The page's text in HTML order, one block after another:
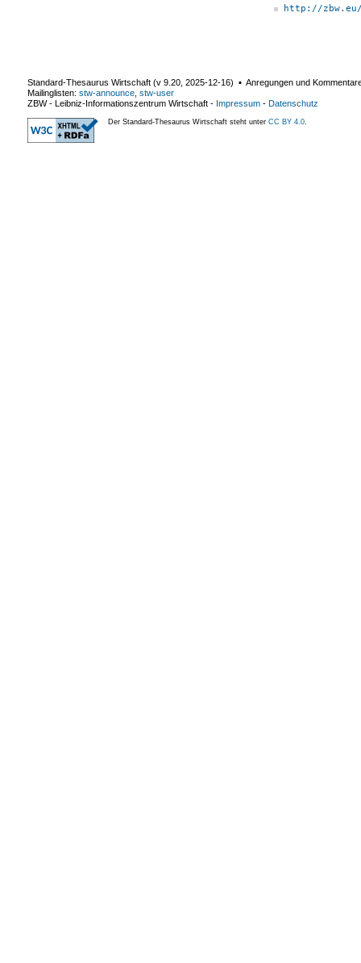
http://
Standard-Thesaurus Wirtschaft (v 9.20 2025-12-16) ▪ Anregungen und
Mailinglisten: stw-announce stw-user
ZBW - Leibniz-Informationszentrum Wirtschaft - Impressum - Datenschutz
Der Standard-Thesaurus Wirtschaft steht unter CC BY 4.0